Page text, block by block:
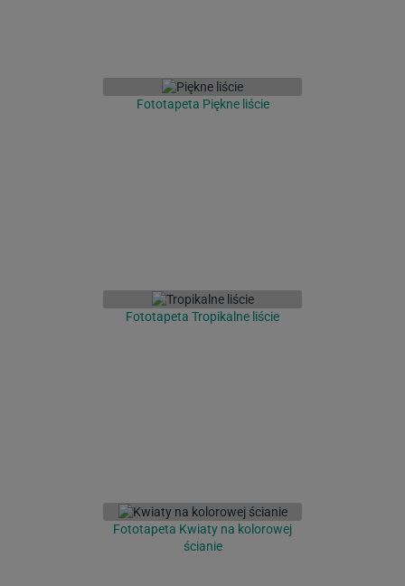
Fototapeta Piękne liście
Fototapeta Tropikalne liście
Fototapeta Kwiaty na kolorowej
ścianie